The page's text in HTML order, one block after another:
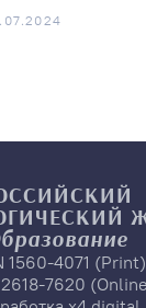
1560-4071 (Print)
2618-7620